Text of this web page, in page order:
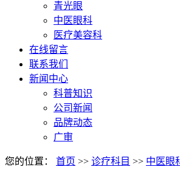
青光眼
中医眼科
医疗美容科
在线留言
联系我们
新闻中心
科普知识
公司新闻
品牌动态
广审
您的位置： 首页 >> 诊疗科目 >> 中医眼